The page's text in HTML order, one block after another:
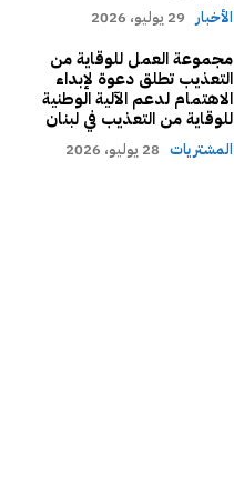
الأخبار 29 يوليو، 2026
مجموعة العمل للوقاية من
التعذيب تطلق دعوة لإبداء
الاهتمام لدعم الآلية الوطنية
للوقاية من التعذيب في لبنان
المشتريات 28 يوليو، 2026